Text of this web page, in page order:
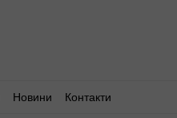
Новини Контакти